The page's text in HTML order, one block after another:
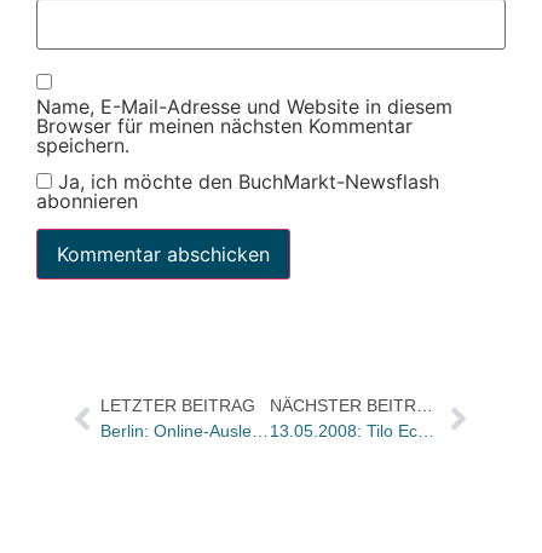
Name, E-Mail-Adresse und Website in diesem
Browser für meinen nächsten Kommentar
speichern.
Ja, ich möchte den BuchMarkt-Newsflash
abonnieren
LETZTER BEITRAG
Berlin: Online-Ausleihe in Öffentlichen Bibliotheken / Kulturstaatssekretär fordert längere Öffnungszeiten